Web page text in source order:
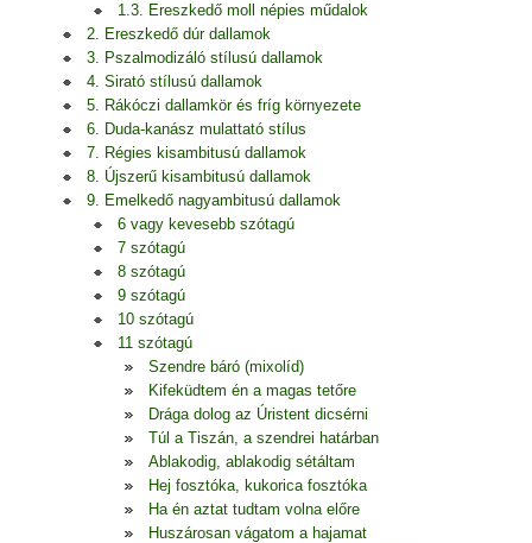
1.3. Ereszkedő moll népies műdalok
2. Ereszkedő dúr dallamok
3. Pszalmodizáló stílusú dallamok
4. Sirató stílusú dallamok
5. Rákóczi dallamkör és fríg környezete
6. Duda-kanász mulattató stílus
7. Régies kisambitusú dallamok
8. Újszerű kisambitusú dallamok
9. Emelkedő nagyambitusú dallamok
6 vagy kevesebb szótagú
7 szótagú
8 szótagú
9 szótagú
10 szótagú
11 szótagú
Szendre báró (mixolíd)
Kifeküdtem én a magas tetőre
Drága dolog az Úristent dicsérni
Túl a Tiszán, a szendrei határban
Ablakodig, ablakodig sétáltam
Hej fosztóka, kukorica fosztóka
Ha én aztat tudtam volna előre
Huszárosan vágatom a hajamat